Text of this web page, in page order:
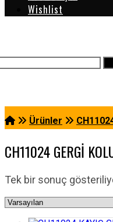
Wishlist
Ürünler
CH11024 GERGI
Tek bir sonuç